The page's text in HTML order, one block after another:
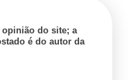
opinião do site; a
é do autor da